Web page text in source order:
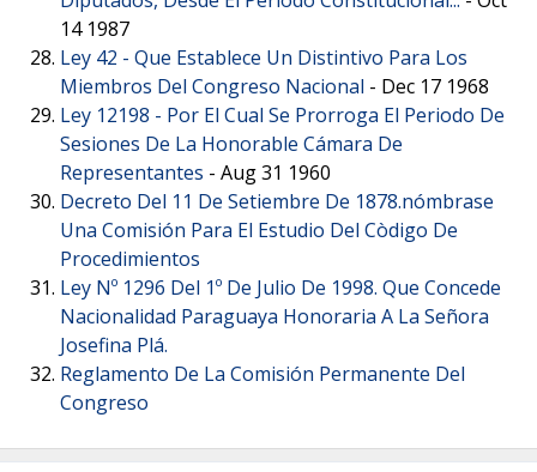
14 1987
Ley 42 - Que Establece Un Distintivo Para Los
Miembros Del Congreso Nacional - Dec 17 1968
Ley 12198 - Por El Cual Se Prorroga El Periodo De
Sesiones De La Honorable Cámara De
Representantes - Aug 31 1960
Decreto Del 11 De Setiembre De 1878.nómbrase
Una Comisión Para El Estudio Del Còdigo De
Procedimientos
Ley Nº 1296 Del 1º De Julio De 1998. Que Concede
Nacionalidad Paraguaya Honoraria A La Señora
Josefina Plá.
Reglamento De La Comisión Permanente Del
Congreso